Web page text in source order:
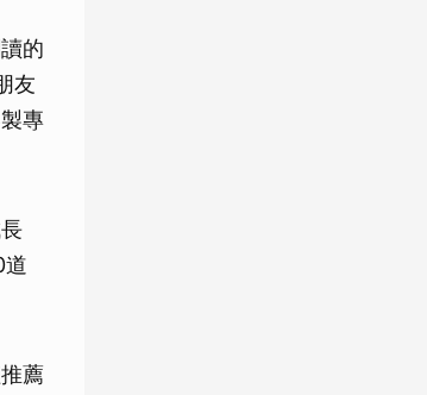
的
友
專
道
薦